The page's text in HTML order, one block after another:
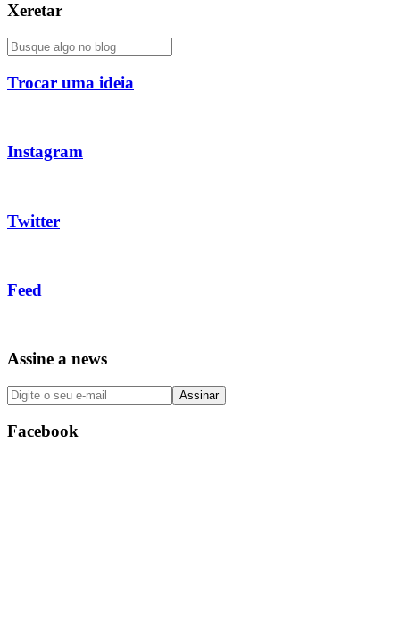
Xeretar
Trocar uma ideia
Instagram
Twitter
Feed
Assine a news
Facebook